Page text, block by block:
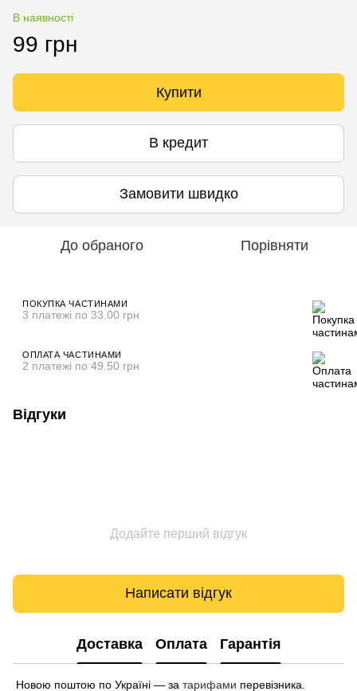
В наявності
99 грн
Купити
В кредит
Замовити швидко
До обраного Порівняти
ПОКУПКА ЧАСТИНАМИ
3 платежі по 33.00 грн
ОПЛАТА ЧАСТИНАМИ
2 платежі по 49.50 грн
Відгуки
Додайте перший відгук
Написати відгук
Доставка Оплата Гарантія
Новою поштою по Україні — за тарифами перевізника.